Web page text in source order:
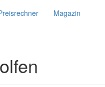
Magazin